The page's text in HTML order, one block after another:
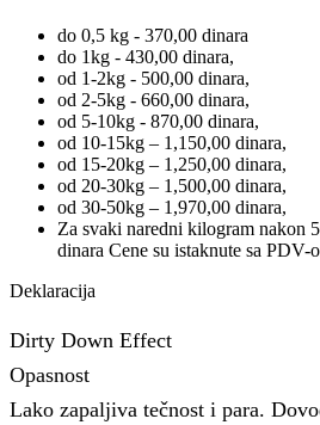
do 0,5 kg - 370,00 dinara
do 1kg - 430,00 dinara,
od 1-2kg - 500,00 dinara,
od 2-5kg - 660,00 dinara,
od 5-10kg - 870,00 dinara,
od 10-15kg – 1,150,00 dinara,
od 15-20kg – 1,250,00 dinara,
od 20-30kg – 1,500,00 dinara,
od 30-50kg – 1,970,00 dinara,
Za svaki naredni kilogram nakon
dinara Cene su istaknute sa PDV-
Deklaracija
Dirty Down Effect
Opasnost
Lako zapaljiva tečnost i para.